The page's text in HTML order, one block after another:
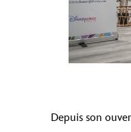
Depuis son